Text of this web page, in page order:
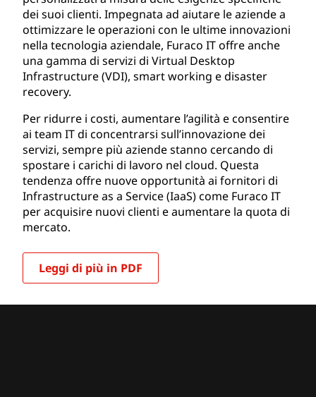
dei suoi clienti. Impegnata ad aiutare le aziende a
ottimizzare le operazioni con le ultime innovazioni
nella tecnologia aziendale, Furaco IT offre anche
una gamma di servizi di Virtual Desktop
Infrastructure (VDI), smart working e disaster
recovery.
Per ridurre i costi, aumentare l’agilità e consentire
ai team IT di concentrarsi sull’innovazione dei
servizi, sempre più aziende stanno cercando di
spostare i carichi di lavoro nel cloud. Questa
tendenza offre nuove opportunità ai fornitori di
Infrastructure as a Service (IaaS) come Furaco IT
per acquisire nuovi clienti e aumentare la quota di
mercato.
Leggi di più in PDF